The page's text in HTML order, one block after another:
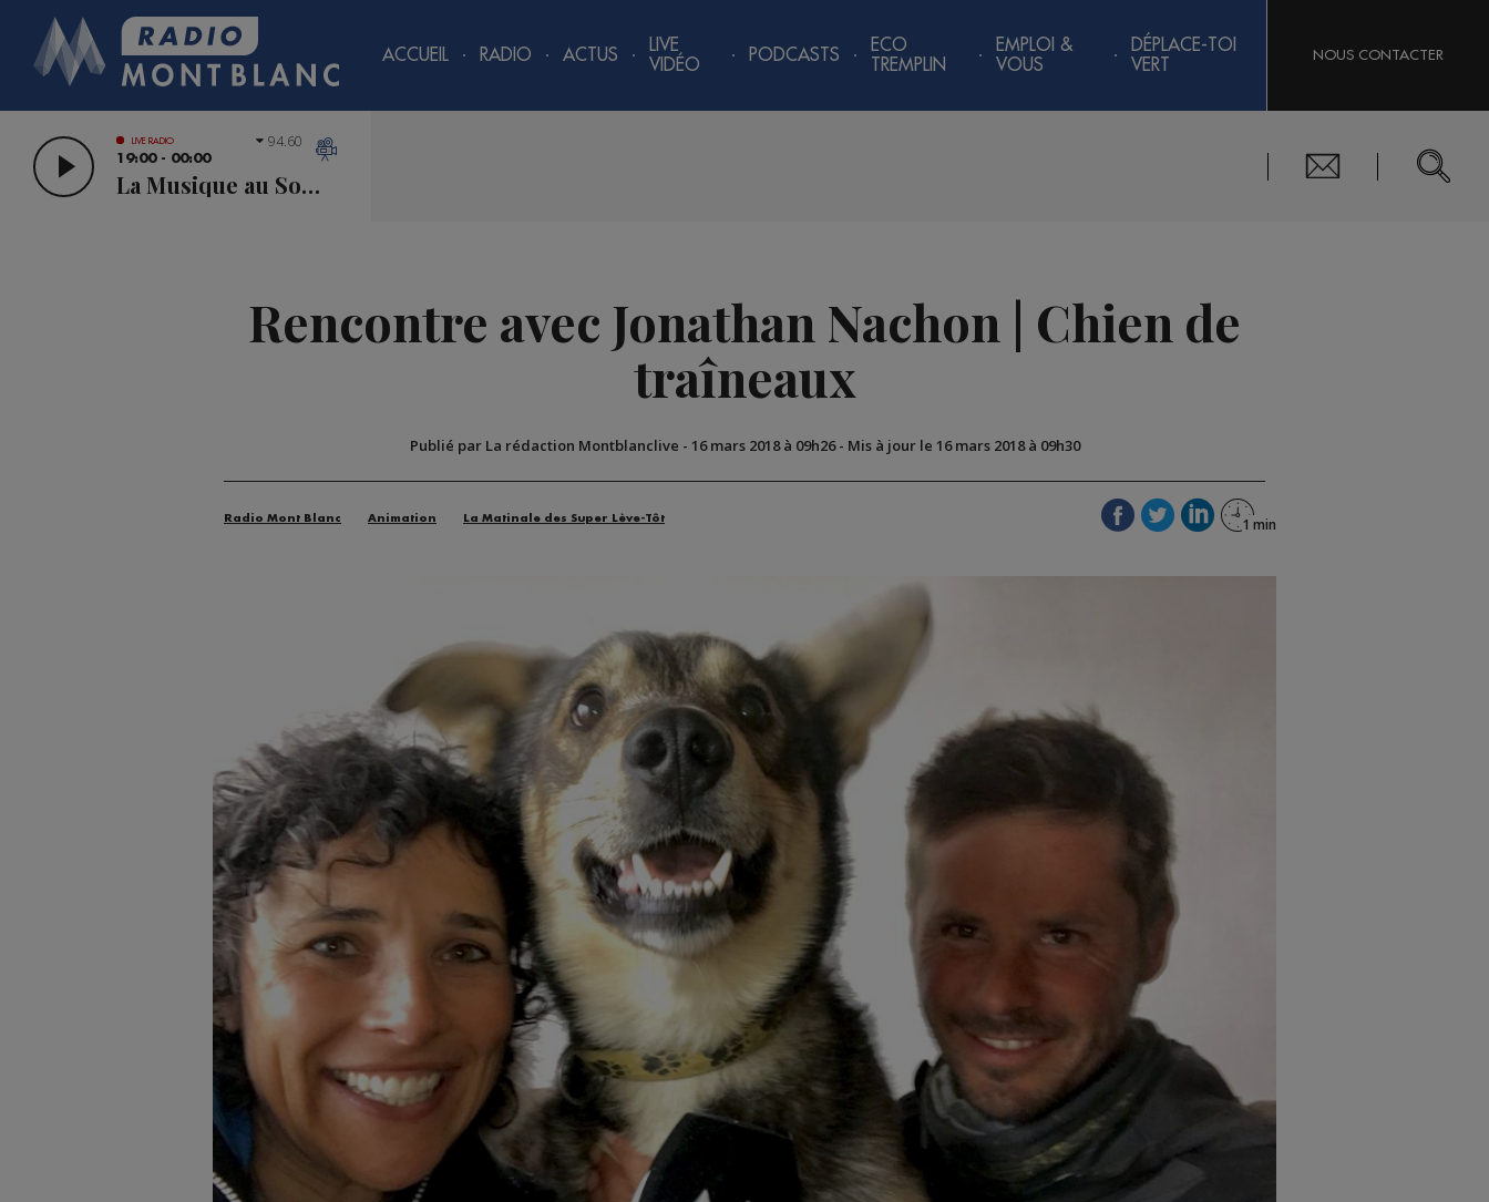
ACCUEIL RADIO ACTUS
LIVE
VIDÉO
PODCASTS
ECO
TREMPLIN
EMPLOI &
VOUS
DÉPLACE-TOI
VERT
NOUS CONTACTER
LIVE RADIO
19:00 - 00:00
La Musique au Sommet
94.60
Rencontre avec Jonathan Nachon | Chien de
traîneaux
Publié par La rédaction Montblanclive - 16 mars 2018 à 09h26- Mis à jour le 16 mars 2018 à 09h30
Radio Mont Blanc Animation La Matinale des Super Lève-Tôt